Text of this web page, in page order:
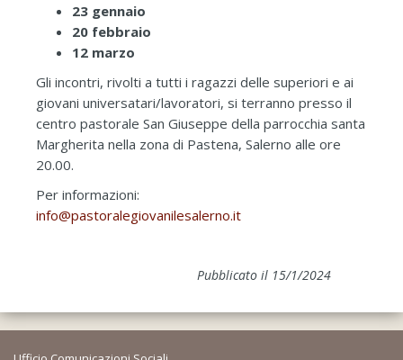
23 gennaio
20 febbraio
12 marzo
Gli incontri, rivolti a tutti i ragazzi delle superiori e ai
giovani universatari/lavoratori, si terranno presso il
centro pastorale San Giuseppe della parrocchia santa
Margherita nella zona di Pastena, Salerno alle ore
20.00.
Per informazioni:
info@pastoralegiovanilesalerno.it
Pubblicato il 15/1/2024